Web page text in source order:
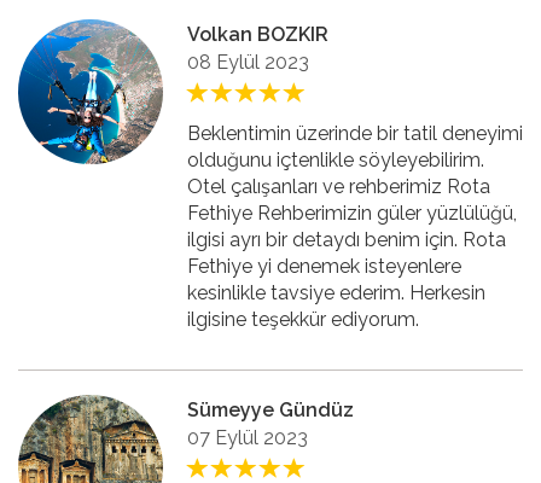
Volkan BOZKIR
08 Eylül 2023
Beklentimin üzerinde bir tatil deneyimi
olduğunu içtenlikle söyleyebilirim.
Otel çalışanları ve rehberimiz Rota
Fethiye Rehberimizin güler yüzlülüğü,
ilgisi ayrı bir detaydı benim için. Rota
Fethiye yi denemek isteyenlere
kesinlikle tavsiye ederim. Herkesin
ilgisine teşekkür ediyorum.
Sümeyye Gündüz
07 Eylül 2023